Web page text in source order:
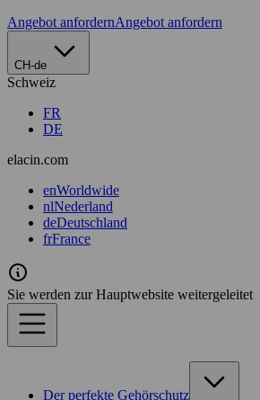
Angebot anfordernAngebot anfordern
CH-de
Schweiz
FR
DE
elacin.com
enWorldwide
nlNederland
deDeutschland
frFrance
Sie werden zur Hauptwebsite weitergeleitet
Der perfekte Gehörschutz